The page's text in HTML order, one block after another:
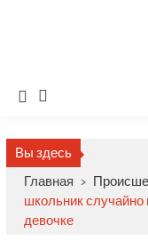
Вы здесь
Главная >
школьник случайно
девочке